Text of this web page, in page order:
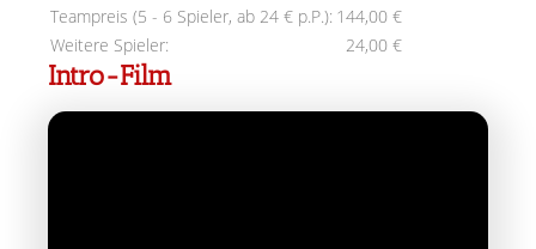
Teampreis (5 - 6 Spieler, ab 24 € p.P.): 144,00 €
Weitere Spieler:
24,00 €
Intro-Film